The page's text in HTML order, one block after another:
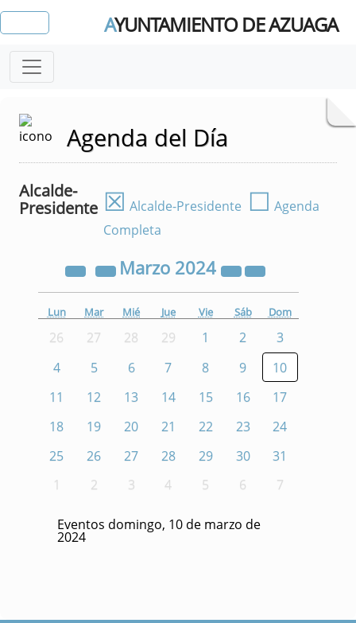
AYUNTAMIENTO DE AZUAGA
Agenda del Día
Alcalde-
Presidente ☒ Alcalde-Presidente ☐ Agenda
Completa
Marzo 2024
Lun Mar Mié Jue Vie Sáb Dom
26 27 28 29 1 2
3
4
5 6 7 8 9
10
11
12 13 14 15 16
17
18
19 20 21 22 23
24
25
26 27 28 29 30
31
1
2 3 4 5 6 7
Eventos domingo, 10 de marzo de
2024